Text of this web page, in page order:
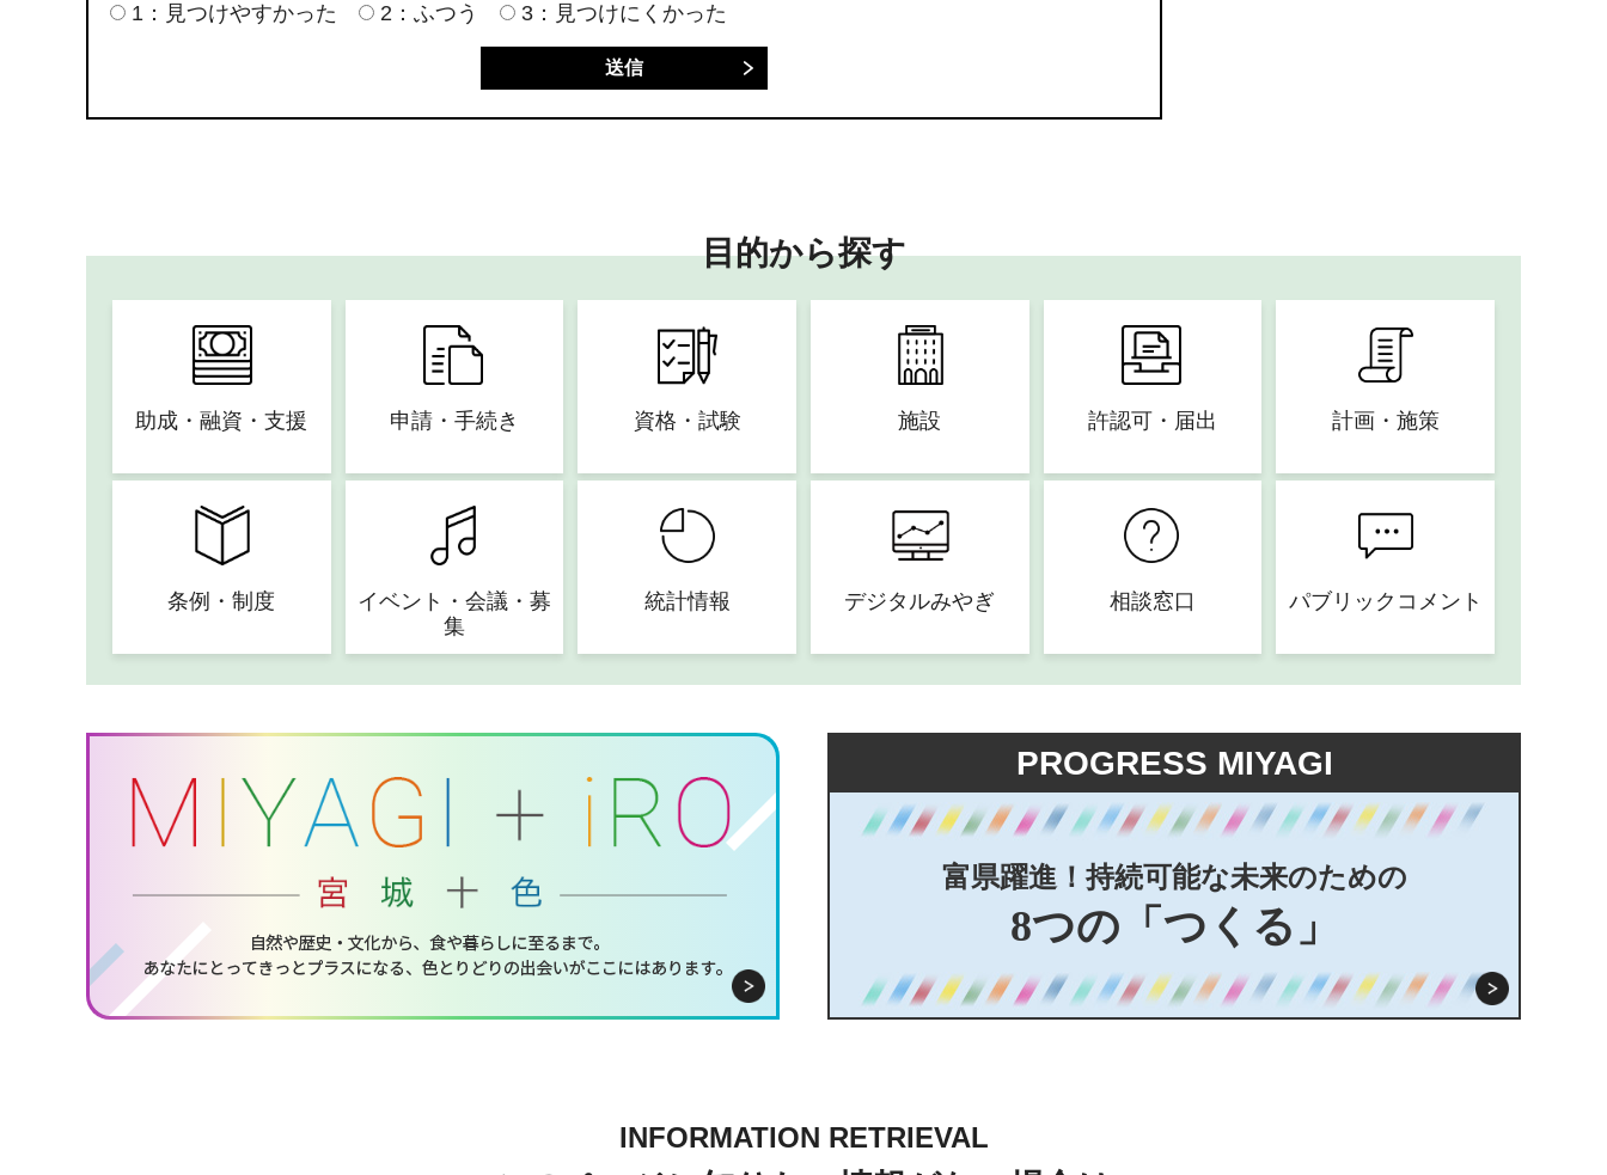
1：見つけやすかった
2：ふつう 3：見つけにくかった
目的から探す
助成・融資・支援 申請・手続き 資格・試験 施設 許認可・届出 計画・施策
条例・制度
イベント・会議・募
集
統計情報 デジタルみやぎ 相談窓口 パブリックコメント
PROGRESS MIYAGI
富県躍進！持続可能な未来のための
8つの「つくる」
INFORMATION RETRIEVAL